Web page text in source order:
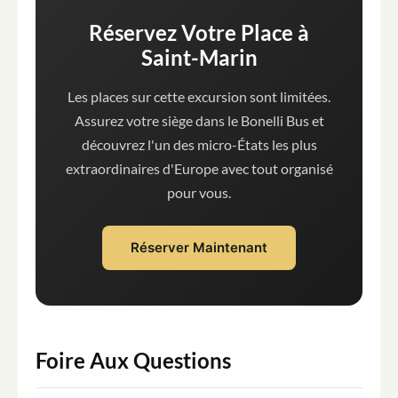
Réservez Votre Place à
Saint-Marin
Les places sur cette excursion sont limitées.
Assurez votre siège dans le Bonelli Bus et
découvrez l'un des micro-États les plus
extraordinaires d'Europe avec tout organisé
pour vous.
Réserver Maintenant
Foire Aux Questions